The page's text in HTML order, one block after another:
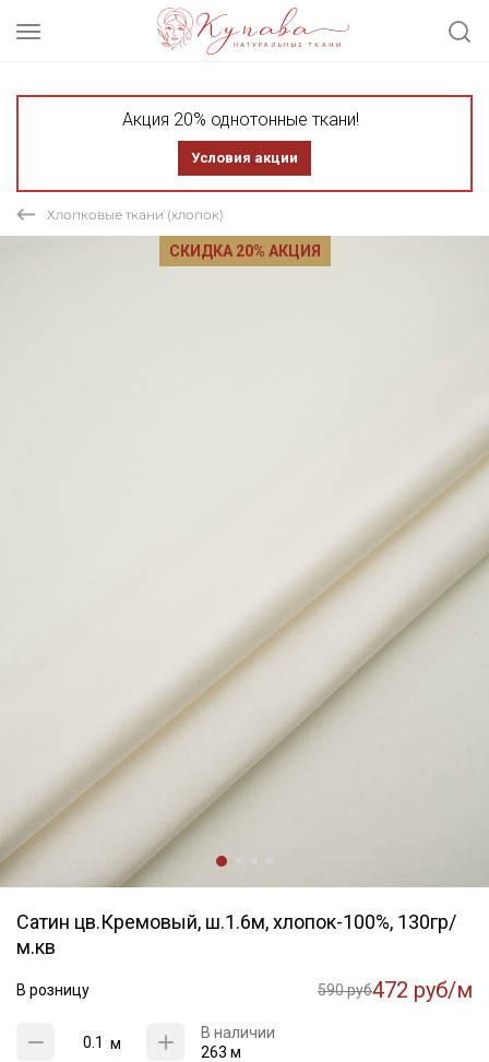
Акция 20% однотонные ткани!
Условия акции
Хлопковые ткани (хлопок)
СКИДКА 20% АКЦИЯ
Сатин цв.Кремовый, ш.1.6м, хлопок-100%, 130гр/
м.кв
В розницу 590 руб472 руб/м
м
В наличии
263 м